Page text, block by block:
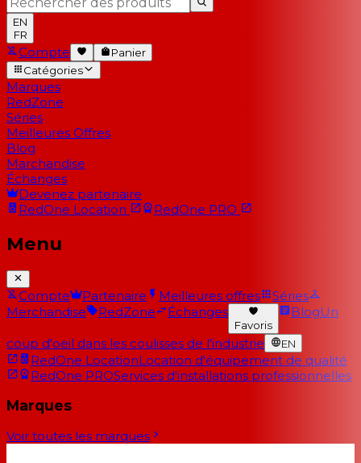
EN
FR
Compte
Panier
Catégories
Marques
RedZone
Séries
Meilleures Offres
Blog
Marchandise
Échanges
Devenez partenaire
RedOne Location RedOne PRO
Menu
Compte Partenaire Meilleures offres
Séries
Merchandise
RedZone Échanges
Favoris
BlogUn
coup d'oeil dans les coulisses de l'industrie EN
RedOne LocationLocation d'équipement de qualité
RedOne PROServices d'installations professionnelles
Marques
Voir toutes les marques